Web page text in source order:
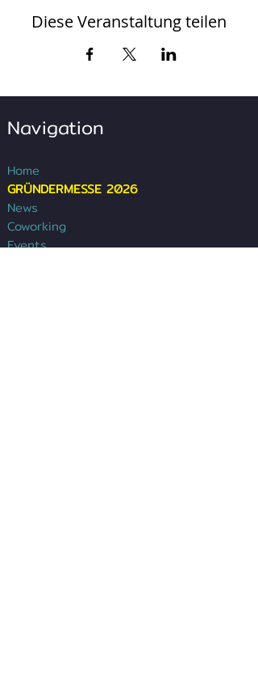
Diese Veranstaltung teilen
Navigation
Home
GRÜNDERMESSE 2026
News
Coworking
Events